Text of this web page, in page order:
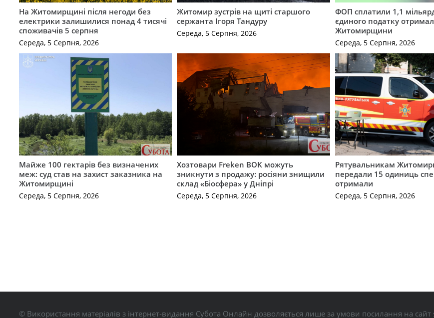
На Житомирщині після негоди без
електрики залишилися понад 4 тисячі
споживачів 5 серпня
Середа, 5 Серпня, 2026
Житомир зустрів на щиті старшого
сержанта Ігоря Тандуру
Середа, 5 Серпня, 2026
ФОП сплатили 1,1
єдиного податку
Житомирщини
Середа, 5 Серпня, 2026
Майже 100 гектарів без визначених
меж: суд став на захист заказника на
Житомирщині
Середа, 5 Серпня, 2026
Хозтовари Freken BOK можуть
зникнути з продажу: росіяни знищили
склад «Біосфера» у Дніпрі
Середа, 5 Серпня, 2026
Рятувальникам
передали 15 одиниць
отримали
Середа, 5 Серпня, 2026
© Використання матеріалів з інтернет-видання Субота Онлайн дозволяється лише за умови посилання на